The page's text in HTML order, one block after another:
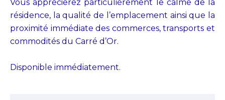
Vous apprécierez particulièrement le calme de la
résidence, la qualité de l’emplacement ainsi que la
proximité immédiate des commerces, transports et
commodités du Carré d’Or.
Disponible immédiatement.